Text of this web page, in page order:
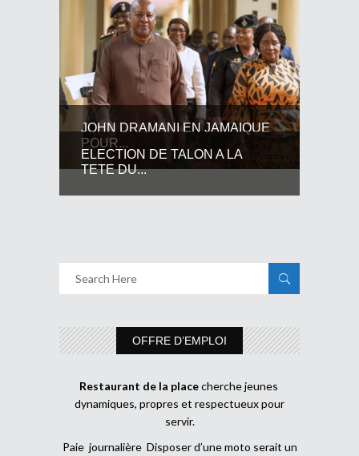
JOHN DRAMANI EN JAMAIQUE
POUR...
ELECTION DE TALON A LA
TETE DU...
OFFRE D’EMPLOI
Restaurant de la placecherche jeunes
dynamiques, propres et respectueux pour
servir.
Paie journalière Disposer d’une moto serait un